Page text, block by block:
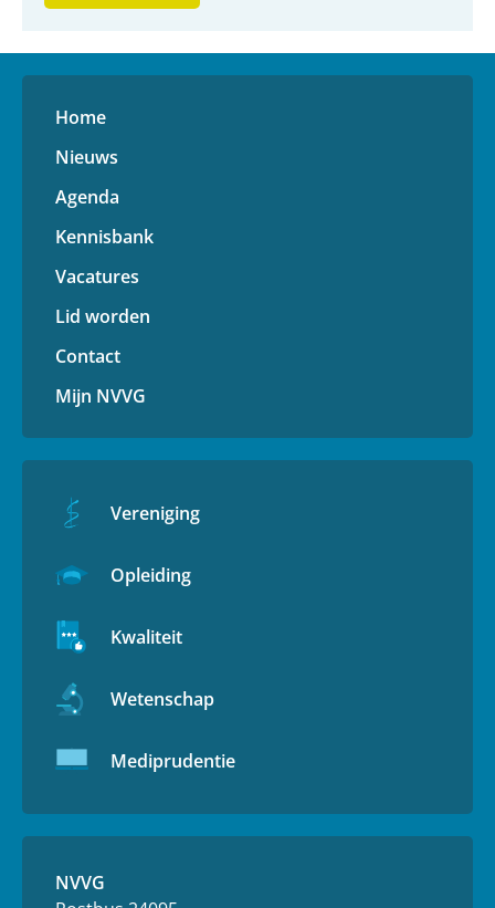
Home
Nieuws
Agenda
Kennisbank
Vacatures
Lid worden
Contact
Mijn NVVG
Vereniging
Opleiding
Kwaliteit
Wetenschap
Mediprudentie
NVVG